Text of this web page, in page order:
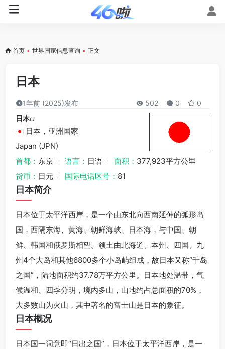
首页 • 世界国家信息查询 • 正文
日本
1年前 (2025)发布 502 0
0
日本
日本，亚洲国家
Japan (JPN)
首都： 东京 ┆ 语言： 日语 ┆ 面积： 377,923平方公里
货币： 日元 ┆ 国际电话区号： 81
日本简介
日本位于太平洋西岸，是一个由东北向西南延伸的弧形岛
国，西隔东海、黄海、朝鲜海峡、日本海，与中国、朝
鲜、韩国和俄罗斯相望。领土由北海道、本州、四国、九
州4个大岛和其他6800多个小岛屿组成，故日本又称“千岛
之国”，陆地面积约37.78万平方公里。日本地处温带，气
候温和、四季分明，境内多山，山地约占总面积的70%，
大多数山为火山，其中著名的富士山是日本的象征。
日本概况
日本国一词意即“日出之国”，日本位于太平洋西岸，是一